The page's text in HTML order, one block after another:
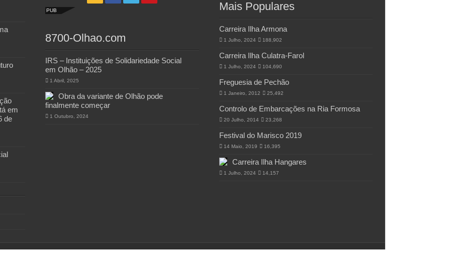
em
de
PUB
8700-Olhao.com
IRS – Instituições de Solidariedade Social
em Olhão – 2025
1 Abril, 2025
Obra da variante de Olhão pode
finalmente começar
1 Outubro, 2024
Mais Populares
Carreira Ilha Armona
1 Julho, 2024 188,902
Carreira Ilha Culatra-Farol
1 Julho, 2024 104,690
Freguesia de Pechão
1 Janeiro, 2012 25,492
Controlo de Embarcações na Ria Formosa
20 Julho, 2014 23,268
Festival do Marisco 2019
14 Maio, 2019 16,395
Carreira Ilha Hangares
1 Julho, 2024 14,157